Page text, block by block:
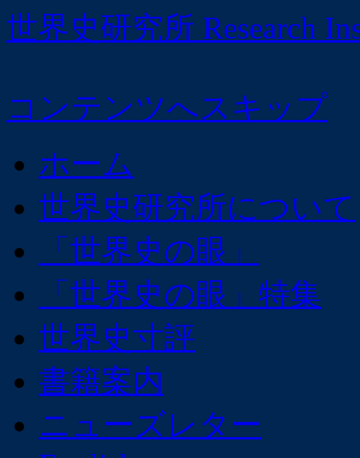
世界史研究所 Research
コンテンツへスキップ
ホーム
世界史研究所について
「世界史の眼」
「世界史の眼」特集
世界史寸評
書籍案内
ニューズレター